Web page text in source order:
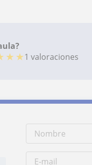
★ ★1 valoraciones